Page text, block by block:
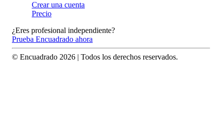
Crear una cuenta
Precio
¿Eres profesional independiente?
Prueba Encuadrado ahora
© Encuadrado 2026 | Todos los derechos reservados.